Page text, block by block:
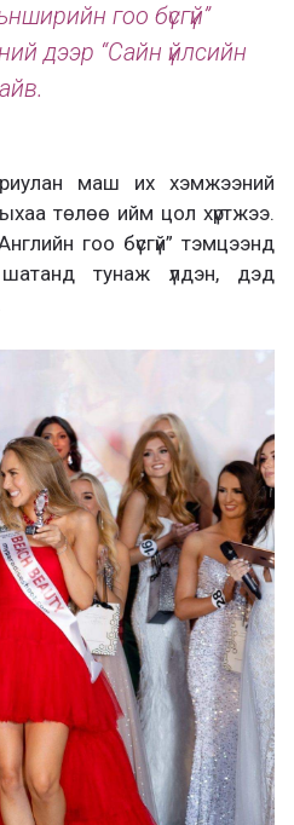
гоо бүсгүй”
дээр “Сайн үйлсийн
маш их хэмжээний
төлөө ийм цол хүртжээ.
гоо бүсгүй” тэмцээнд
тунаж үлдэн, дэд